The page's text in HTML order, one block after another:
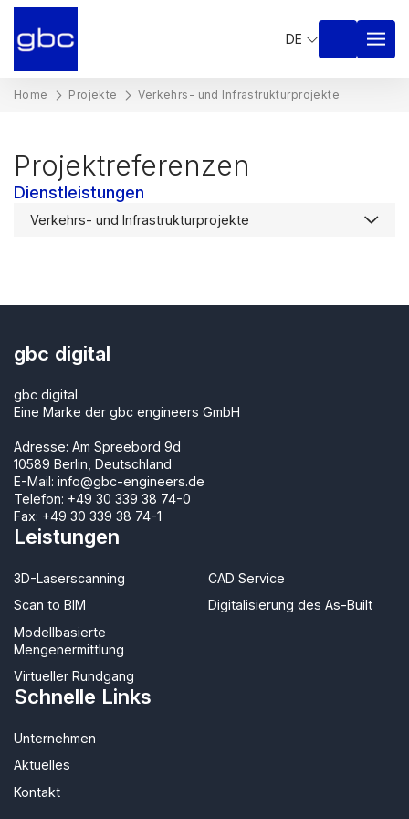
DE
Home Projekte Verkehrs- und Infrastrukturprojekte
Projektreferenzen
Dienstleistungen
gbc digital
gbc digital
Eine Marke der gbc engineers GmbH
Adresse: Am Spreebord 9d
10589 Berlin, Deutschland
E-Mail: info@gbc-engineers.de
Telefon: +49 30 339 38 74-0
Fax: +49 30 339 38 74-1
Leistungen
3D-Laserscanning
Scan to BIM
Modellbasierte
Mengenermittlung
Virtueller Rundgang
CAD Service
Digitalisierung des As-Built
Schnelle Links
Unternehmen
Aktuelles
Kontakt